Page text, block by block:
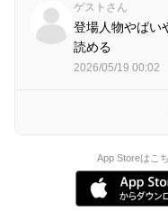
ゲストさん
登場人物やばい
読める
2026/05/19 00:02
App Storeはこ